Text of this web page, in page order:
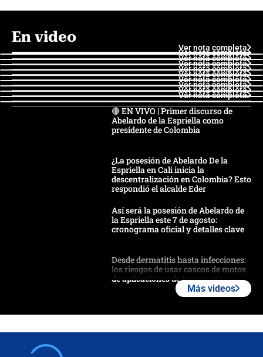
En video
Ver nota completa
Ver nota completa
Ver nota completa
Ver nota completa
Ver nota completa
Ver nota completa
Ver nota completa
Ver nota completa
Ver nota completa
Ver nota completa
🔴 EN VIVO | Primer discurso de
Abelardo de la Espriella como
presidente de Colombia
¿La posesión de Abelardo De la
Espriella en Cali inicia la
descentralización en Colombia? Esto
respondió el alcalde Eder
Así será la posesión de Abelardo de
la Espriella este 7 de agosto:
cronograma oficial y detalles clave
Desde dermatitis hasta infecciones:
los riesgos de usar cascos de motos
de aplicaciones de transporte
Más videos